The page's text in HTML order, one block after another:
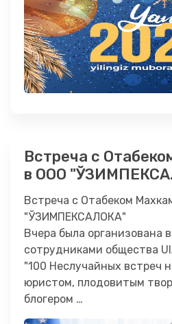
Встреча с
в ООО
Встреча с Отабеком
"ЎЗИМПЕКСАЛОКА"
Вчера была организована
сотрудниками общества
"100 Неслучайных встреч
юристом, плодовитым
блогером …